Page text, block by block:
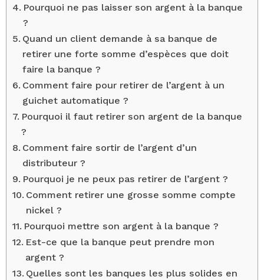
Pourquoi ne pas laisser son argent à la banque
?
Quand un client demande à sa banque de
retirer une forte somme d’espèces que doit
faire la banque ?
Comment faire pour retirer de l’argent à un
guichet automatique ?
Pourquoi il faut retirer son argent de la banque
?
Comment faire sortir de l’argent d’un
distributeur ?
Pourquoi je ne peux pas retirer de l’argent ?
Comment retirer une grosse somme compte
nickel ?
Pourquoi mettre son argent à la banque ?
Est-ce que la banque peut prendre mon
argent ?
Quelles sont les banques les plus solides en